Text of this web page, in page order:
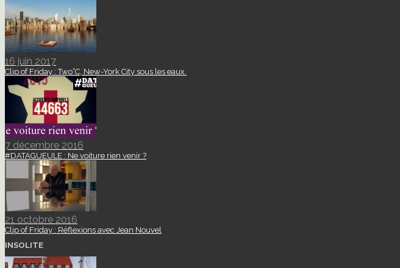
16 juin 2017
Clip of Friday : Two°C, New-York City sous les eaux.
7 décembre 2016
#DATAGUEULE : Ne voiture rien venir ?
21 octobre 2016
Clip of Friday : Réflexions avec Jean Nouvel
INSOLITE